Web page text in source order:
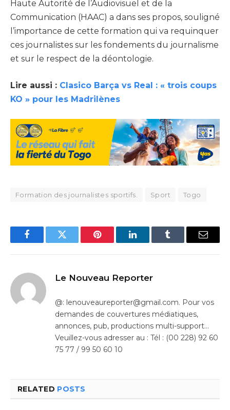
Haute Autorité de l’Audiovisuel et de la
Communication (HAAC) a dans ses propos, souligné
l’importance de cette formation qui va requinquer
ces journalistes sur les fondements du journalisme
et sur le respect de la déontologie.
Lire aussi : Clasico Barça vs Real : « trois coups
KO » pour les Madrilènes
Formation des journalistes sportifs. Sport Togo
FacebookTwitter Pinterest LinkedInTumblr Email
Le Nouveau Reporter
@: lenouveaureporter@gmail.com. Pour vos
demandes de couvertures médiatiques,
annonces, pub, productions multi-support…
Veuillez-vous adresser au : Tél : (00 228) 92 60
75 77 / 99 50 60 10
RELATED POSTS